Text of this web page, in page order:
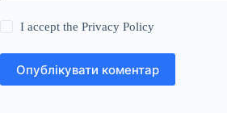
I accept thePrivacy Policy
Опублікувати коментар